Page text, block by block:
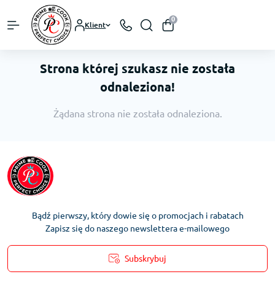
Klient
0
Strona której szukasz nie została
odnaleziona!
Żądana strona nie została odnaleziona.
Bądź pierwszy, który dowie się o promocjach i rabatach
Zapisz się do naszego newslettera e-mailowego
Subskrybuj